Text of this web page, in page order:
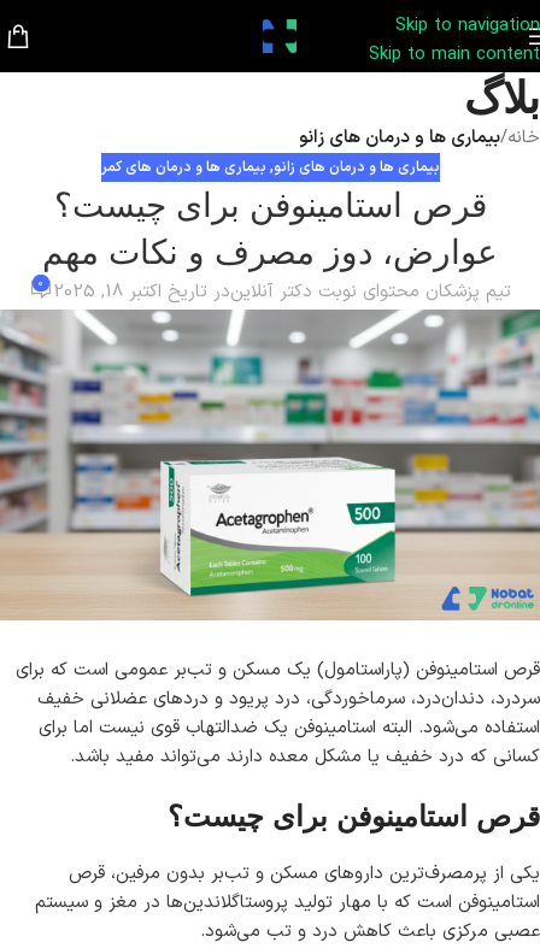
Skip to navigation
Skip to main content
بلاگ
خانه/بیماری ها و درمان های زانو
بیماری ها و درمان های زانو, بیماری ها و درمان های کمر
قرص استامینوفن برای چیست؟
عوارض، دوز مصرف و نکات مهم
تیم پزشکان محتوای نوبت دکتر آنلایندر تاریخ اکتبر 18, 2025 0
قرص استامینوفن (پاراستامول) یک مسکن و تب‌بر عمومی است که برای
سردرد، دندان‌درد، سرماخوردگی، درد پریود و دردهای عضلانی خفیف
استفاده می‌شود. البته استامینوفن یک ضدالتهاب قوی نیست اما برای
کسانی که درد خفیف یا مشکل معده دارند می‌تواند مفید باشد.
قرص استامینوفن برای چیست؟
یکی از پرمصرف‌ترین داروهای مسکن و تب‌بر بدون مرفین، قرص
استامینوفن است که با مهار تولید پروستاگلاندین‌ها در مغز و سیستم
عصبی مرکزی باعث کاهش درد و تب می‌شود.